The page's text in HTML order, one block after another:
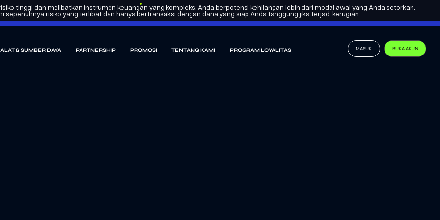
ID
tinggi dan melibatkan instrumen keuangan yang kompleks. Anda berpotensi kehilangan lebih dari modal awal yang Anda setorkan.
sepenuhnya risiko yang terlibat dan hanya bertransaksi dengan dana yang siap Anda tanggung jika terjadi kerugian.
ALAT & SUMBER DAYA PARTNERSHIP PROMOSI TENTANG KAMI PROGRAM LOYALITAS MASUK BUKA AKUN